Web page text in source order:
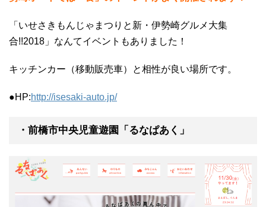
「いせさきもんじゃまつりと新・伊勢崎グルメ大集
合!!2018」なんてイベントもありました！
キッチンカー（移動販売車）と相性が良い場所です。
●HP:http://isesaki-auto.jp/
・前橋市中央児童遊園「るなぱあく」